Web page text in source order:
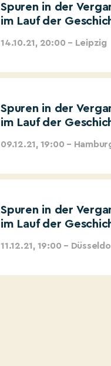
Spuren in der
im Lauf der
14.10.21, 20:00 – Leipzig
Spuren in der
im Lauf der
09.12.21, 19:00 –
Spuren in der
im Lauf der
11.12.21, 19:00 –